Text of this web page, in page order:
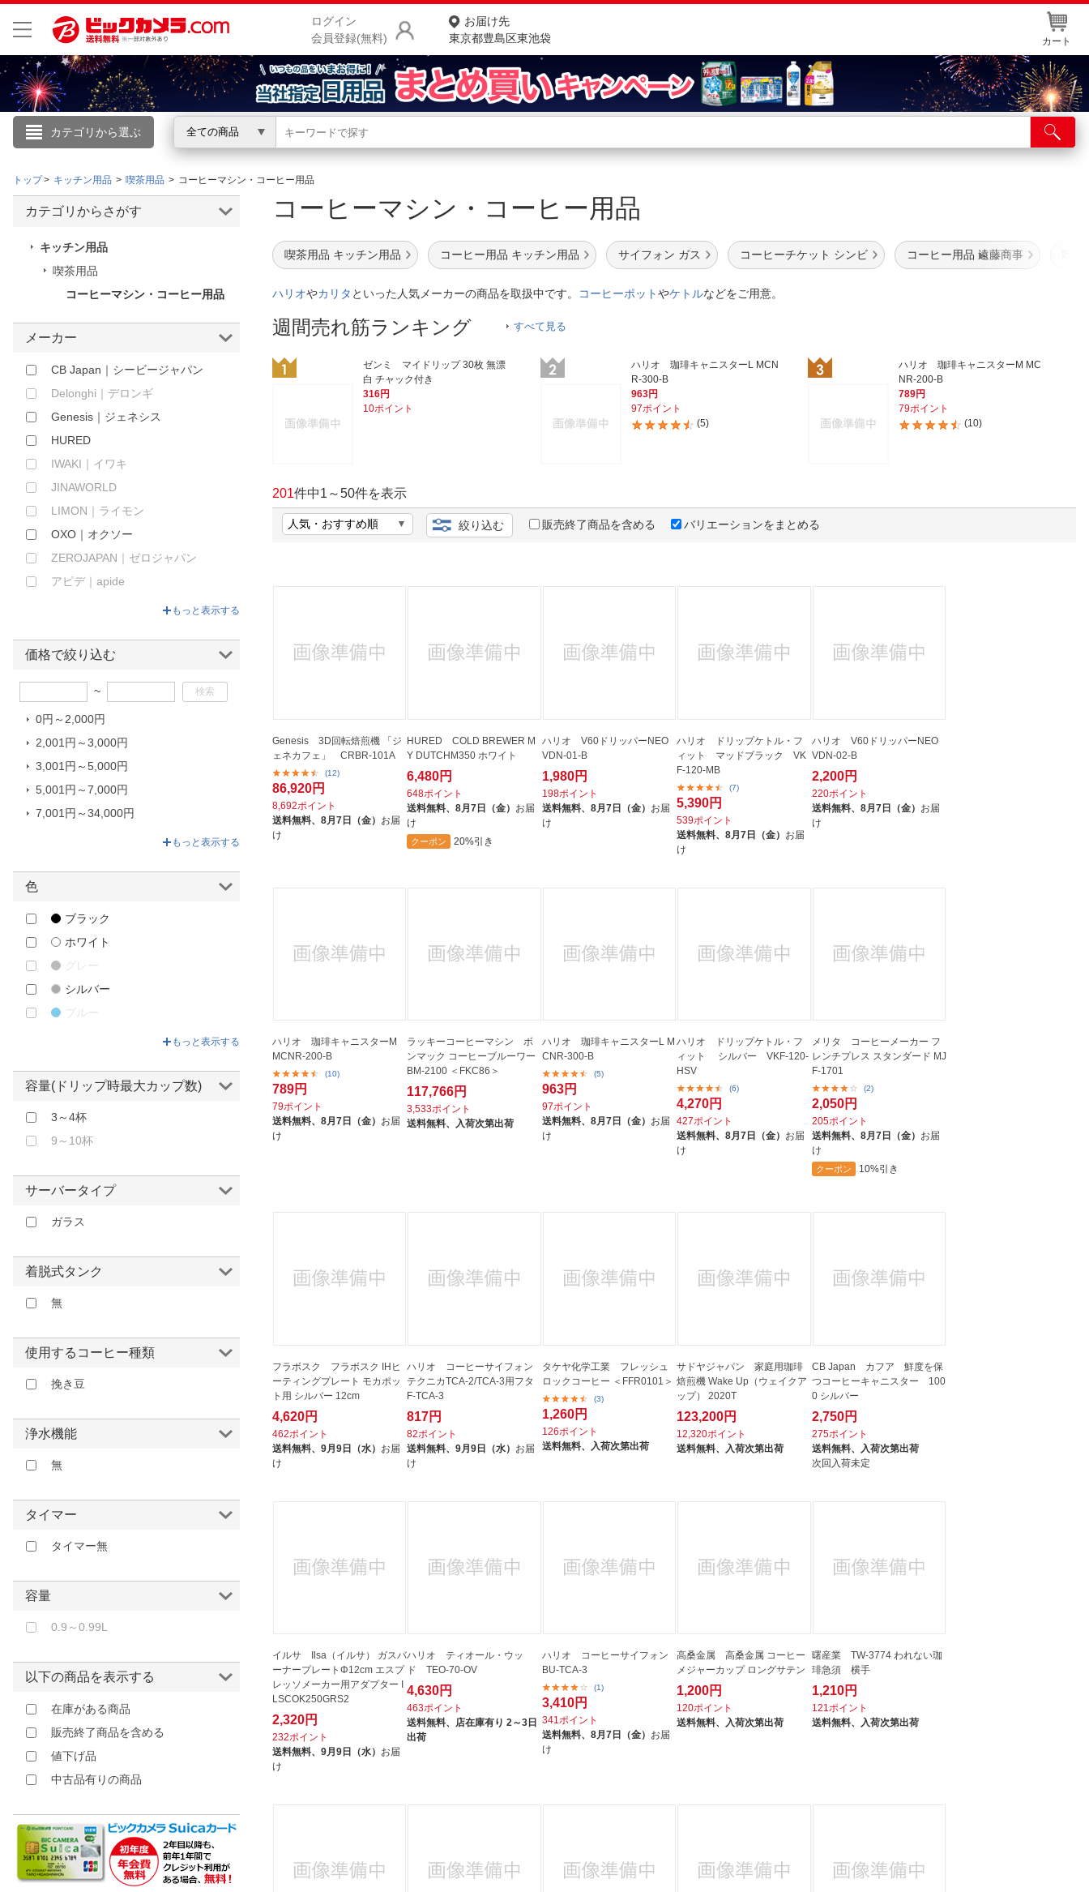
ログイン
会員登録(無料)
お届け先
東京都豊島区東池袋
カート
カテゴリから選ぶ 全ての商品
こんにちは
ログイン
会員メニュー
お知らせ
カテゴリ一覧からさがす
お客様サポート
よくある質問・お問合せ
店舗情報・店舗一覧
法人窓口
トップ キッチン用品 喫茶用品 コーヒーマシン・コーヒー用品
コーヒーマシン・コーヒー用品
喫茶用品 キッチン用品 コーヒー用品 キッチン用品 サイフォン ガス コーヒーチケット シンビ コーヒー用品 遠藤商事
ハリオやカリタ といった人気メーカーの商品を取扱中です。 コーヒーポットやケトルなどをご用意。
週間売れ筋ランキング すべて見る
ゼンミ マイドリップ 30枚 無漂
白 チャック付き
316円
10ポイント
ハリオ 珈琲キャニスターL MCN
R-300-B
963円
97ポイント
(5)
ハリオ 珈琲キャニスターM MC
NR-200-B
789円
79ポイント
(10)
201件中1 ～50件を表示
絞り込む 販売終了商品を含める バリエーションをまとめる
Genesis 3D回転焙煎機 「ジ
ェネカフェ」 CRBR-101A
(12)
86,920円
8,692ポイント
送料無料、 8月7日（金） お届
け
HURED COLD BREWER M
Y DUTCHM350 ホワイト
6,480円
648ポイント
送料無料、8月7日（金） お届
け
クーポン 20%引き
ハリオ V60ドリッパーNEO
VDN-01-B
1,980円
198ポイント
送料無料、 8月7日（金） お届
け
ハリオ ドリップケトル・フ
ィット マッドブラック VK
F-120-MB
(7)
5,390円
539ポイント
送料無料、8月7日（金） お届
け
ハリオ V60ドリッパーNEO
VDN-02-B
2,200円
220ポイント
送料無料、 8月7日（金） お届
け
ハリオ 珈琲キャニスターM
MCNR-200-B
(10)
789円
79ポイント
送料無料、 8月7日（金） お届
け
ラッキーコーヒーマシン ボ
ンマック コーヒーブルーワー
BM-2100 ＜FKC86＞
117,766円
3,533ポイント
送料無料、 入荷次第出荷
ハリオ 珈琲キャニスターL M
CNR-300-B
(5)
963円
97ポイント
送料無料、 8月7日（金） お届
け
ハリオ ドリップケトル・フ
ィット シルバー VKF-120-
HSV
(6)
4,270円
427ポイント
送料無料、8月7日（金） お届
け
メリタ コーヒーメーカー フ
レンチプレス スタンダード MJ
F-1701
(2)
2,050円
205ポイント
送料無料、 8月7日（金） お届
け
クーポン 10%引き
フラボスク フラボスク IHヒ
ーティングプレート モカポッ
ト用 シルバー 12cm
4,620円
462ポイント
送料無料、 9月9日（水） お届
け
ハリオ コーヒーサイフォン
テクニカTCA-2/TCA-3用フタ
F-TCA-3
817円
82ポイント
送料無料、9月9日（水） お届
け
タケヤ化学工業 フレッシュ
ロックコーヒー ＜FFR0101＞
(3)
1,260円
126ポイント
送料無料、
入荷次第出荷
サドヤジャパン 家庭用珈琲
焙煎機 Wake Up（ウェイクア
ップ） 2020T
123,200円
12,320ポイント
送料無料、
入荷次第出荷
CB Japan カフア 鮮度を保
つコーヒーキャニスター 100
0 シルバー
2,750円
275ポイント
送料無料、
入荷次第出荷
次回入荷未定
イルサ Ilsa（イルサ） ガスバ
ーナープレートΦ12cm エスプ
レッソメーカー用アダプター I
LSCOK250GRS2
2,320円
232ポイント
送料無料、 9月9日（水） お届
け
ハリオ ティオール・ウッ
ド TEO-70-OV
4,630円
463ポイント
送料無料、 店在庫有り 2～3日
出荷
ハリオ コーヒーサイフォン
BU-TCA-3
(1)
3,410円
341ポイント
送料無料、 8月7日（金） お届
け
高桑金属 高桑金属 コーヒー
メジャーカップ ロングサテン
1,200円
120ポイント
送料無料、 入荷次第出荷
曙産業 TW-3774 われない珈
琲急須 横手
1,210円
121ポイント
送料無料、
入荷次第出荷
カテゴリからさがす
キッチン用品
喫茶用品
コーヒーマシン・コーヒー用品
メーカー
CB Japan｜シービージャパン
Delonghi｜デロンギ
Genesis｜ジェネシス
HURED
IWAKI｜イワキ
JINAWORLD
LIMON｜ライモン
OXO｜オクソー
ZEROJAPAN｜ゼロジャパン
アピデ｜apide
アントレックス｜entrex
イケダ｜ikeda
エペイオス｜EPEIOS
カナエ紙工
カナエ紙工｜Kanae Shiko
カリタ｜Kalita
カンダ｜Kanda
カーライル｜CARLISLE
グレイス・ポイント
ゼンミ
タイジ｜TAIJI
タケヤ化学工業｜TAKEYA
タフコ｜tafuco
トキワ工業
ハリオ｜HARIO
パール金属｜PEARL METAL
ヒサゴ｜HISAGO
フラボスク｜FRABOSK
ヤマコー｜YAMACO
ラッキーコーヒーマシン｜LUCKY
リバーズ｜RIVERS
ロロ｜LOLO
三洋産業｜sanyosangyo
丸栄日産｜MARUE NISSAN
佐藤金属興業
富士ホーロー工業｜FUJIHORO
富士商｜FUJISHO
山岡金属工業｜YAMAOKA
曙産業｜AKEBONO
もっと表示する
価格で絞り込む
~
0円～2,000円
2,001円～3,000円
3,001円～5,000円
5,001円～7,000円
7,001円～34,000円
もっと表示する
色
ブラック
ホワイト
グレー
シルバー
ブルー
イエロー
もっと表示する
容量(ドリップ時最大カップ数)
3～4杯
9～10杯
サーバータイプ
ガラス
着脱式タンク
無
使用するコーヒー種類
挽き豆
浄水機能
無
タイマー
タイマー無
容量
0.9～0.99L
以下の商品を表示する
在庫がある商品
販売終了商品を含める
値下げ品
中古品有りの商品